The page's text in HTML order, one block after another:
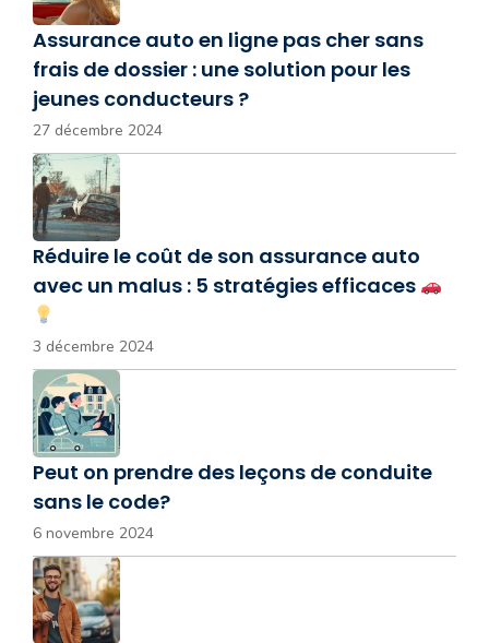
Assurance auto en ligne pas cher sans
frais de dossier : une solution pour les
jeunes conducteurs ?
27 décembre 2024
Réduire le coût de son assurance auto
avec un malus : 5 stratégies efficaces
3 décembre 2024
Peut on prendre des leçons de conduite
sans le code?
6 novembre 2024